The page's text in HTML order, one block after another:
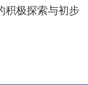
积极探索与初步